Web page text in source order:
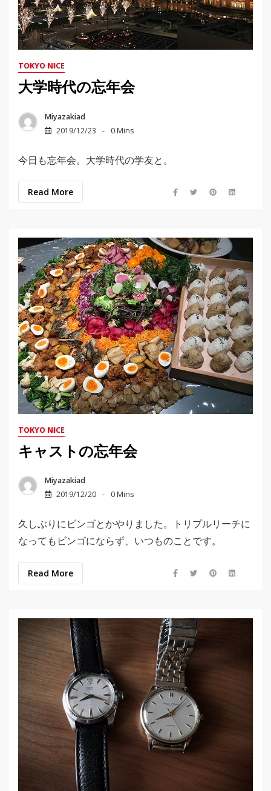
TOKYO NICE
大学時代の忘年会
Miyazakiad
2019/12/23
0 Mins
今日も忘年会。大学時代の学友と。
Read More
TOKYO NICE
キャストの忘年会
Miyazakiad
2019/12/20
0 Mins
久しぶりにビンゴとかやりました。トリプルリーチに
なってもビンゴにならず、いつものことです。
Read More